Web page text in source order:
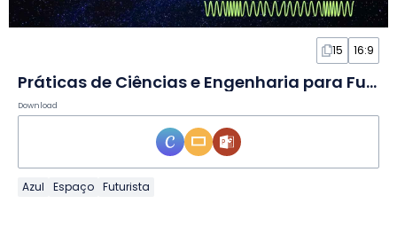
15 16:9
Práticas de Ciências e Engenharia para Fundamental II em Slides
Download
Azul Espaço Futurista